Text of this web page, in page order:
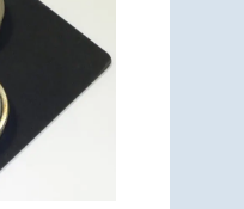
Zum
Merkzettel
hinzufügen